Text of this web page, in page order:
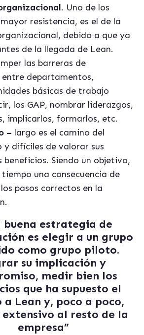
. Uno de los
resistencia, es el de la
debido a que ya
de la llegada de Lean.
las barreras de
departamentos,
básicas de trabajo
los GAP, nombrar liderazgos,
implicarlos, formarlos, etc.
– largo es el camino del
y difíciles de valorar sus
Siendo un objetivo,
una consecuencia de
pasos correctos en la
buena estrategia de
es elegir a un grupo
como grupo piloto.
su implicación y
medir bien los
que ha supuesto el
a Lean y, poco a poco,
al resto de la
empresa”